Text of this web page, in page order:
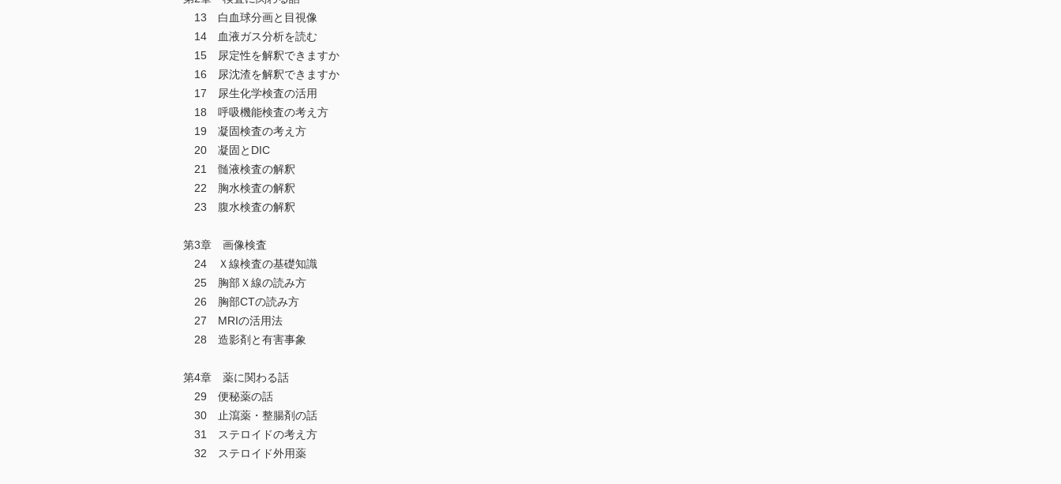
13 白血球分画と目視像
14 血液ガス分析を読む
15 尿定性を解釈できますか
16 尿沈渣を解釈できますか
17 尿生化学検査の活用
18 呼吸機能検査の考え方
19 凝固検査の考え方
20 凝固とDIC
21 髄液検査の解釈
22 胸水検査の解釈
23 腹水検査の解釈
第3章 画像検査
24 Ｘ線検査の基礎知識
25 胸部Ｘ線の読み方
26 胸部CTの読み方
27 MRIの活用法
28 造影剤と有害事象
第4章 薬に関わる話
29 便秘薬の話
30 止瀉薬・整腸剤の話
31 ステロイドの考え方
32 ステロイド外用薬